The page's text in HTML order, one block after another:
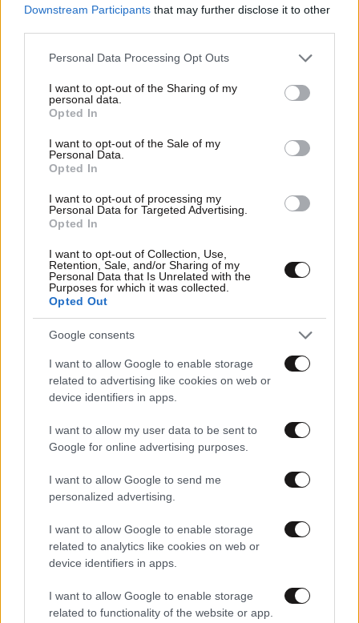
Downstream Participants that may further disclose it to other
Please note that this website/app uses one or more Google
not limited to your visit or usage behaviour. You may click to
grant or deny consent to Google and its third-party tags to
use your data for below specified purposes in below Google
consent section.
Personal Data Processing Opt Outs
I want to opt-out of the Sharing of my
personal data.
Opted In
I want to opt-out of the Sale of my
Personal Data.
Opted In
I want to opt-out of processing my
Personal Data for Targeted Advertising.
Opted In
I want to opt-out of Collection, Use,
Retention, Sale, and/or Sharing of my
Personal Data that Is Unrelated with the
Purposes for which it was collected.
Opted Out
Google consents
I want to allow Google to enable storage
related to advertising like cookies on web or
device identifiers in apps.
I want to allow my user data to be sent to
Google for online advertising purposes.
I want to allow Google to send me
personalized advertising.
I want to allow Google to enable storage
related to analytics like cookies on web or
device identifiers in apps.
I want to allow Google to enable storage
related to functionality of the website or app.
Τρεις ύποπτοι συνελήφθησαν κοντά στην πρεσβεία του
11·02·2025 15:10
τρομοκρατικών εγκλημάτων
14·10·2024 21:15